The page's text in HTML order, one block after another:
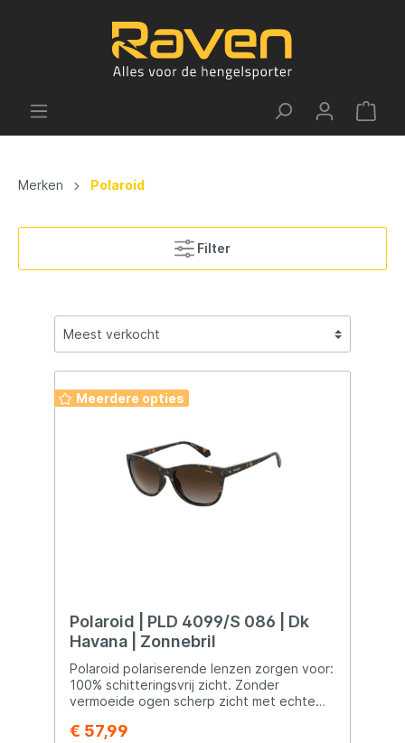
Merken Polaroid
Filter
Meerdere opties
Polaroid | PLD 4099/S 086 | Dk
Havana | Zonnebril
Polaroid polariserende lenzen zorgen voor:
100% schitteringsvrij zicht. Zonder
vermoeide ogen scherp zicht met echte
lenzen hebben een anti-kras laag en
€ 57,99